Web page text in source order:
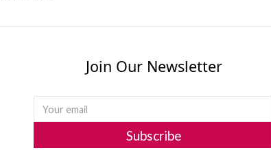
Join Our Newsletter
Subscribe